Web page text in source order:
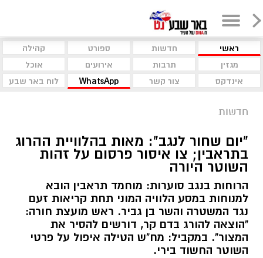
ראשי חדשות ספורט
קהילה
מגזין
תרבות אירועים
אוכל
אינדקס
צור קשר WhatsApp לוח באר שבע
חדשות
"יום שחור לנגב": מאות בהלוויית ההרוג
בתראבין; צו איסור פרסום על זהות
השוטר היורה
הרוחות בנגב סוערות: מוחמד תראבין הובא
למנוחות במסע הלוויה המוני תחת קריאות זעם
נגד המשטרה והשר בן גביר. ראש מועצת חורה:
"הוצאה להורג בדם קר, דורשים להסיר את
המצור". במקביל: מח"ש הטילה איפול על פרטי
השוטר החשוד בירי.